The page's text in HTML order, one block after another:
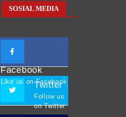
SOSIAL MEDIA
Facebook
Like us on Facebook
Twitter
Follow us
on Twitter